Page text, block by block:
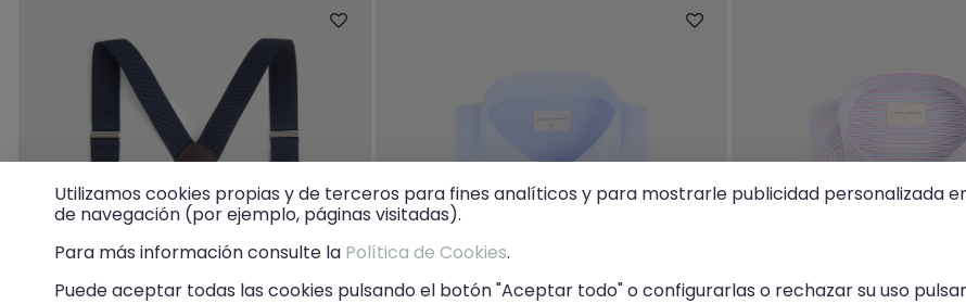
Utilizamos cookies propias y de terceros para fines analíticos y para mostrarle publicidad personalizada
de navegación (por ejemplo, páginas visitadas).
Para más información consulte la Política de Cookies.
Puede aceptar todas las cookies pulsando el botón "Aceptar todo" o configurarlas o rechazar su uso